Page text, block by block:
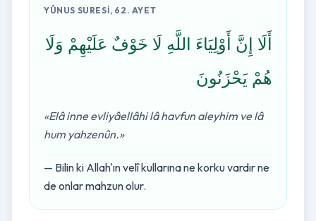
YÛNUS SURESI, 62. AYET
أَلَا إِنَّ أَوْلِيَاءَ اللَّهِ لَا خَوْفٌ عَلَيْهِمْ وَلَا
هُمْ يَحْزَنُونَ
«Elâ inne evliyâellâhi lâ havfun aleyhim ve lâ
hum yahzenûn.»
— Bilin ki Allah'ın velî kullarına ne korku vardır ne
de onlar mahzun olur.